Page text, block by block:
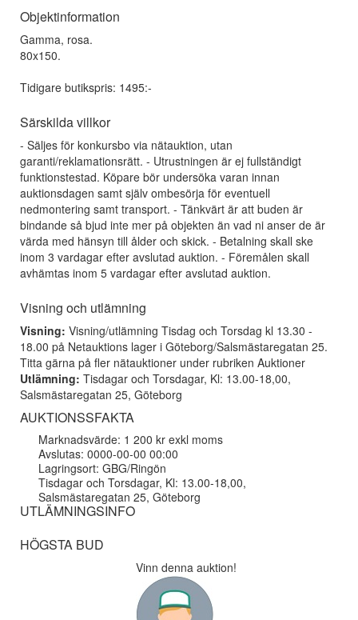
Objektinformation
Gamma, rosa.
80x150.
Tidigare butikspris: 1495:-
Särskilda villkor
- Säljes för konkursbo via nätauktion, utan
garanti/reklamationsrätt. - Utrustningen är ej fullständigt
funktionstestad. Köpare bör undersöka varan innan
auktionsdagen samt själv ombesörja för eventuell
nedmontering samt transport. - Tänkvärt är att buden är
bindande så bjud inte mer på objekten än vad ni anser de är
värda med hänsyn till ålder och skick. - Betalning skall ske
inom 3 vardagar efter avslutad auktion. - Föremålen skall
avhämtas inom 5 vardagar efter avslutad auktion.
Visning och utlämning
Visning: Visning/utlämning Tisdag och Torsdag kl 13.30 -
18.00 på Netauktions lager i Göteborg/Salsmästaregatan 25.
Titta gärna på fler nätauktioner under rubriken Auktioner
Utlämning: Tisdagar och Torsdagar, Kl: 13.00-18,00,
Salsmästaregatan 25, Göteborg
AUKTIONSSFAKTA
Marknadsvärde: 1 200 kr exkl moms
Avslutas: 0000-00-00 00:00
Lagringsort: GBG/Ringön
Tisdagar och Torsdagar, Kl: 13.00-18,00,
Salsmästaregatan 25, Göteborg
UTLÄMNINGSINFO
HÖGSTA BUD
Vinn denna auktion!